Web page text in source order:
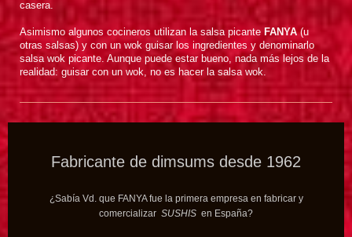
casera.
Asimismo algunos cocineros utilizan la salsa picante FANYA(u
otras salsas) y con un wok guisar los ingredientes y denominarlo
salsa wok picante. Aunque puede estar bueno, nada más lejos de la
realidad: guisar con un wok, no es hacer la salsa wok.
Fabricante de dimsums desde 1962
¿Sabía Vd. que FANYA fue la primera empresa en fabricar y
comercializar SUSHIS en España?